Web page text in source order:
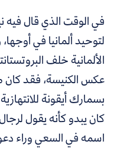
في الوقت الذي قال فيه
لتوحيد ألمانيا في
الألمانية خلف
عكس الكنيسة، فقد كان
بسمارك أيقونة
كان يبدو كأنه يقول
اسمه في السعي وراء